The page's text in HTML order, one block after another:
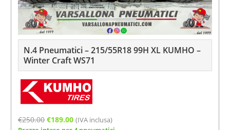
N.4 Pneumatici – 215/55R18 99H XL KUMHO –
Winter Craft WS71
€250.00 Il
€189.00Il(IVA inclusa)